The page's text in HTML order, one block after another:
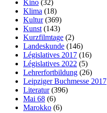
Kino (32)
Klima (18)
Kultur(369)
Kunst (143)
Kurzfilmtage (2)
Landeskunde (146)
Législatives 2017 (16)
Législatives 2022 (5)
Lehrerfortbildung (26)
Leipziger Buchmesse 2017
Literatur(396)
Mai 68 (6)
Marokko (6)